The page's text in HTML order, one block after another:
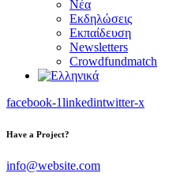
Νέα
Εκδηλώσεις
Εκπαίδευση
Newsletters
Crowdfundmatch
facebook-1linkedintwitter-x
Have a Project?
info@website.com